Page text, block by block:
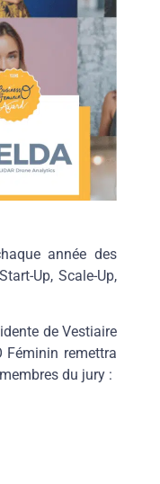
année des
Up, Scale-Up,
de Vestiaire
Féminin remettra
du jury :